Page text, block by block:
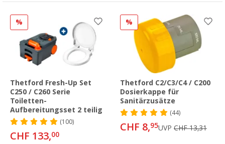
%
Thetford Fresh-Up Set
C250 / C260 Serie
Toiletten-
Aufbereitungsset 2 teilig
(100)
CHF 133,00
%
Thetford C2/C3/C4 / C200
Dosierkappe für
Sanitärzusätze
(44)
CHF 8,95UVP CHF 13,31